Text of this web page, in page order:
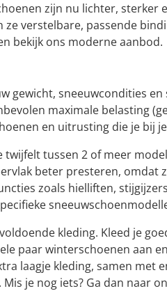
zijn nu lichter, sterker
verstelbare, passende
bekijk ons moderne aanbod.
gewicht, sneeuwcondities
maximale belasting
en uitrusting die je bij
tussen 2 of meer
beter presteren, omdat
zoals hielliften,
kleding. Kleed je
paar winterschoenen aan
laagje kleding, samen met
je nog iets? Ga dan naar